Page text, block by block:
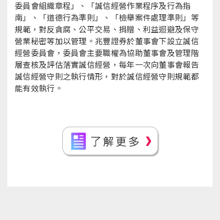
委員會組織章程」、「誠信經營作業程序及行為指
南」、「道德行為準則」、「檢舉案件處理準則」等
規範，對反貪腐、公平交易、捐贈、利益迴避及保守
營業秘密等加以管理。兆豐證券於董事會下設立誠信
經營委員會，委員會主要職權為協助董事會及管理階
層查核及評估落實誠信經營，每年一次向董事會報告
誠信經營守則之執行情形，對於誠信經營守則規範都
能有效執行。